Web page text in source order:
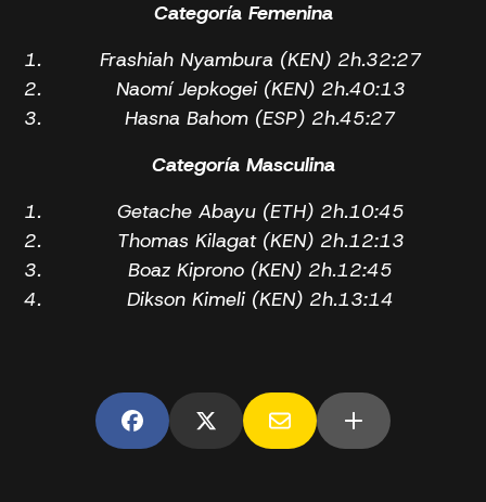
Categoría Femenina
Frashiah Nyambura (KEN) 2h.32:27
Naomí Jepkogei (KEN) 2h.40:13
Hasna Bahom (ESP) 2h.45:27
Categoría Masculina
Getache Abayu (ETH) 2h.10:45
Thomas Kilagat (KEN) 2h.12:13
Boaz Kiprono (KEN) 2h.12:45
Dikson Kimeli (KEN) 2h.13:14